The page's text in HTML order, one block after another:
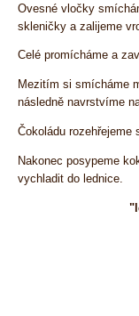
Ovesné vločky
skleničky a zalijeme
Celé promícháme a
Mezitím si smícháme
následně navrstvíme
Čokoládu rozehřejeme
Nakonec posypeme
vychladit do lednice.